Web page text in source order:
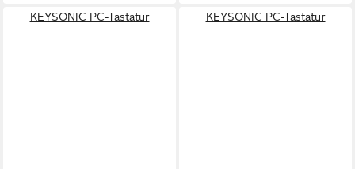
KEYSONIC PC-Tastatur KEYSONIC PC-Tastatur